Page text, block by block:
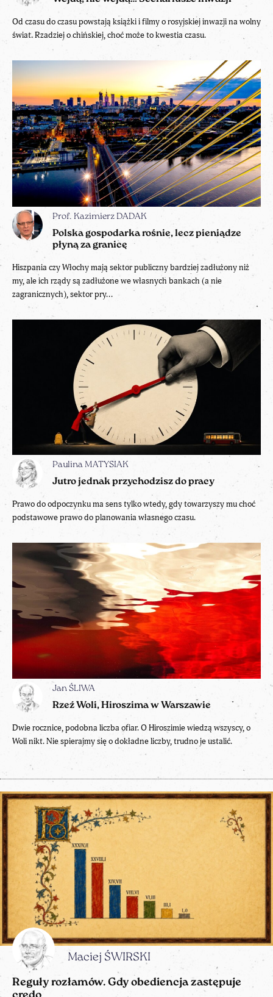
Od czasu do czasu powstają książki i filmy o rosyjskiej inwazji na wolny
świat. Rzadziej o chińskiej, choć może to kwestia czasu.
Prof. Kazimierz DADAK
Polska gospodarka rośnie, lecz pieniądze
płyną za granicę
Hiszpania czy Włochy mają sektor publiczny bardziej zadłużony niż
my, ale ich rządy są zadłużone we własnych bankach (a nie
zagranicznych), sektor pry...
Paulina MATYSIAK
Jutro jednak przychodzisz do pracy
Prawo do odpoczynku ma sens tylko wtedy, gdy towarzyszy mu choć
podstawowe prawo do planowania własnego czasu.
Jan ŚLIWA
Rzeź Woli, Hiroszima w Warszawie
Dwie rocznice, podobna liczba ofiar. O Hiroszimie wiedzą wszyscy, o
Woli nikt. Nie spierajmy się o dokładne liczby, trudno je ustalić.
Maciej ŚWIRSKI
Reguły rozłamów. Gdy obediencja zastępuje